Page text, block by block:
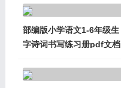
部编版小学语文1-6年级生
字诗词书写练习册pdf文档